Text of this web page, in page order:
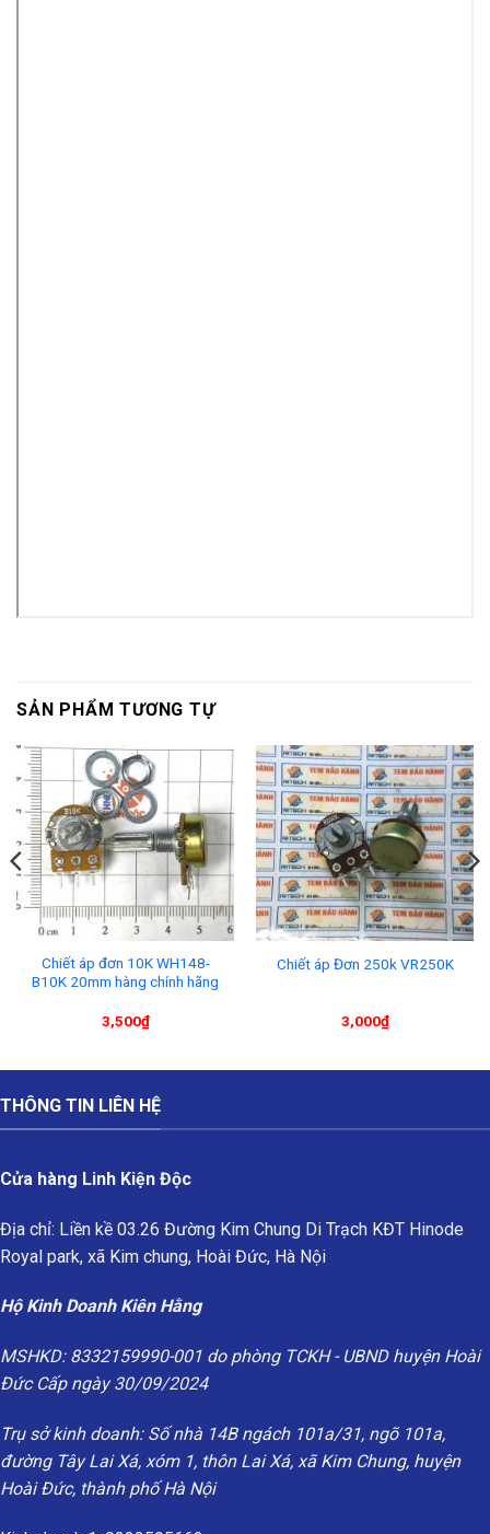
SẢN PHẨM TƯƠNG TỰ
Chiết áp đơn 10K WH148-
B10K 20mm hàng chính hãng
3,500₫
Chiết áp Đơn 250k VR250K
3,000₫
THÔNG TIN LIÊN HỆ
Cửa hàng Linh Kiện Độc
Địa chỉ: Liền kề 03.26 Đường Kim Chung Di Trạch KĐT Hinode
Royal park, xã Kim chung, Hoài Đức, Hà Nội
Hộ Kinh Doanh Kiên Hằng
MSHKD: 8332159990-001 do phòng TCKH - UBND huyện Hoài
Đức Cấp ngày 30/09/2024
Trụ sở kinh doanh: Số nhà 14B ngách 101a/31, ngõ 101a,
đường Tây Lai Xá, xóm 1, thôn Lai Xá, xã Kim Chung, huyện
Hoài Đức, thành phố Hà Nội